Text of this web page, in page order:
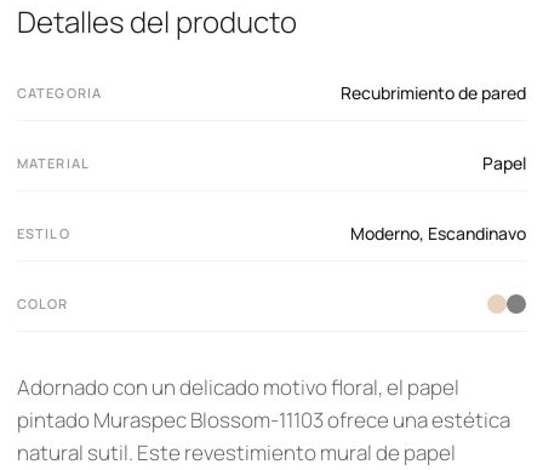
Detalles del producto
CATEGORIA Recubrimiento de pared
MATERIAL Papel
ESTILO Moderno, Escandinavo
COLOR
Adornado con un delicado motivo floral, el papel
pintado Muraspec Blossom-11103 ofrece una estética
natural sutil. Este revestimiento mural de papel